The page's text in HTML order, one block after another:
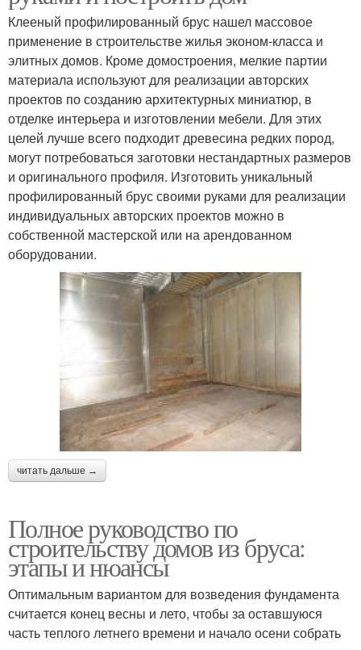
Клееный профилированный брус нашел массовое
применение в строительстве жилья эконом-класса и
элитных домов. Кроме домостроения, мелкие партии
материала используют для реализации авторских
проектов по созданию архитектурных миниатюр, в
отделке интерьера и изготовлении мебели. Для этих
целей лучше всего подходит древесина редких пород,
могут потребоваться заготовки нестандартных размеров
и оригинального профиля. Изготовить уникальный
профилированный брус своими руками для реализации
индивидуальных авторских проектов можно в
собственной мастерской или на арендованном
оборудовании.
читать дальше →
Полное руководство по
строительству домов из бруса:
этапы и нюансы
Оптимальным вариантом для возведения фундамента
считается конец весны и лето, чтобы за оставшуюся
часть теплого летнего времени и начало осени собрать